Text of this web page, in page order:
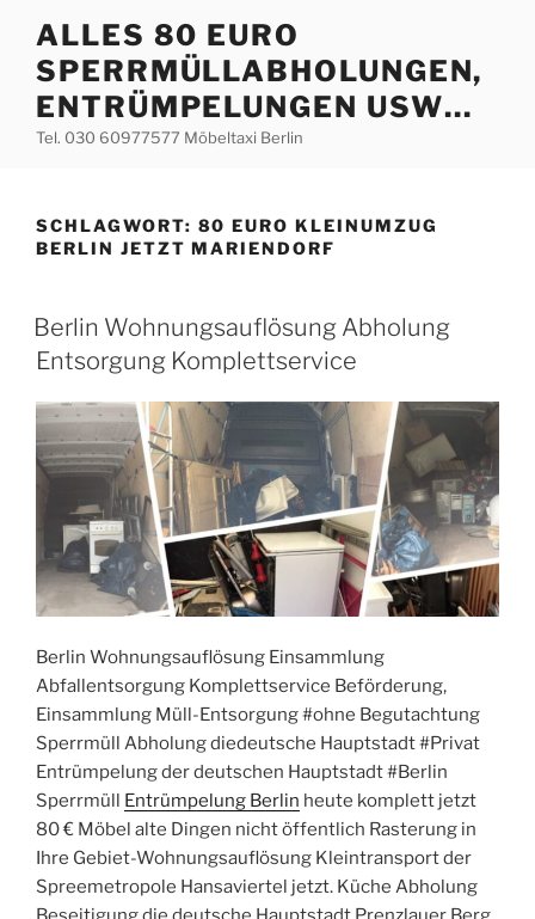
Inhalt
springen
ALLES 80 EURO
SPERRMÜLLABHOLUNGEN,
ENTRÜMPELUNGEN USW…
Tel. 030 60977577 Möbeltaxi Berlin
SCHLAGWORT: 80 EURO KLEINUMZUG
BERLIN JETZT MARIENDORF
VERÖFFENTLICHT
AM
Berlin Wohnungsauflösung Abholung
Entsorgung Komplettservice
Berlin Wohnungsauflösung Einsammlung
Abfallentsorgung Komplettservice Beförderung,
Einsammlung Müll-Entsorgung #ohne Begutachtung
Sperrmüll Abholung diedeutsche Hauptstadt #Privat
Entrümpelung der deutschen Hauptstadt #Berlin
Sperrmüll Entrümpelung Berlin heute komplett jetzt
80 € Möbel alte Dingen nicht öffentlich Rasterung in
Ihre Gebiet-Wohnungsauflösung Kleintransport der
Spreemetropole Hansaviertel jetzt. Küche Abholung